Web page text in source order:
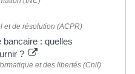
et de résolution (ACPR)
: quelles
?
et des libertés (Cnil)